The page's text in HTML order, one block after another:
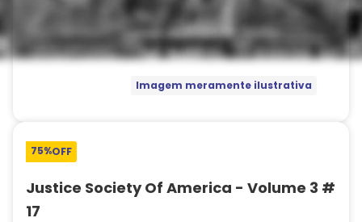
Imagem meramente ilustrativa
75%OFF
Justice Society Of America - Volume 3 #
17